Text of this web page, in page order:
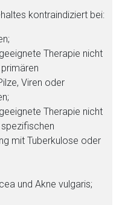
kontraindiziert bei:
Therapie nicht
Viren oder
Therapie nicht
mit Tuberkulose oder
und Akne vulgaris;